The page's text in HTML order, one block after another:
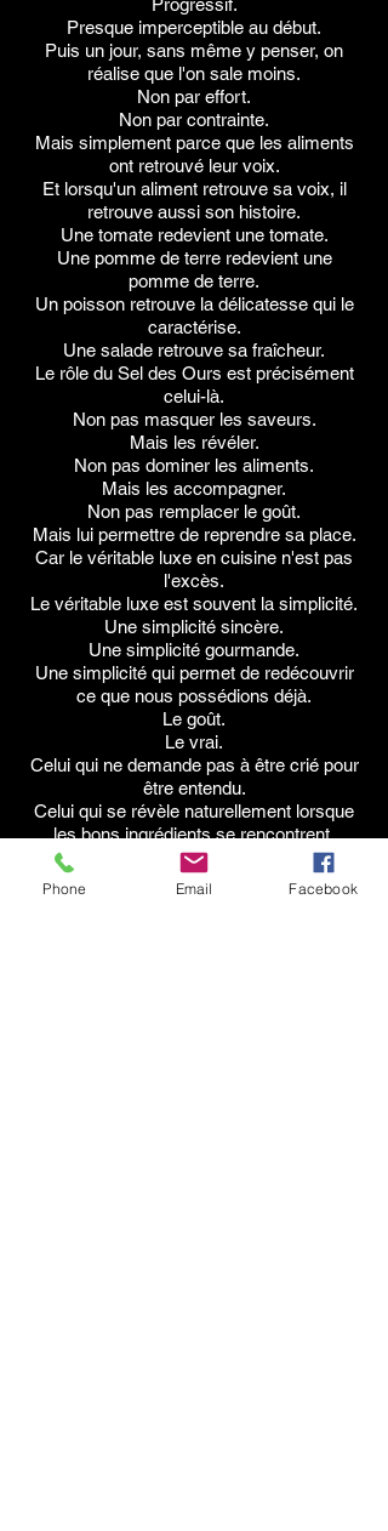
Progressif.
Presque imperceptible au début.
Puis un jour, sans même y penser, on
réalise que l'on sale moins.
Non par effort.
Non par contrainte.
Mais simplement parce que les aliments
ont retrouvé leur voix.
Et lorsqu'un aliment retrouve sa voix, il
retrouve aussi son histoire.
Une tomate redevient une tomate.
Une pomme de terre redevient une
pomme de terre.
Un poisson retrouve la délicatesse qui le
caractérise.
Une salade retrouve sa fraîcheur.
Le rôle du Sel des Ours est précisément
celui-là.
Non pas masquer les saveurs.
Mais les révéler.
Non pas dominer les aliments.
Mais les accompagner.
Non pas remplacer le goût.
Mais lui permettre de reprendre sa place.
Car le véritable luxe en cuisine n'est pas
l'excès.
Le véritable luxe est souvent la simplicité.
Une simplicité sincère.
Une simplicité gourmande.
Une simplicité qui permet de redécouvrir
ce que nous possédions déjà.
Le goût.
Le vrai.
Celui qui ne demande pas à être crié pour
être entendu.
Celui qui se révèle naturellement lorsque
les bons ingrédients se rencontrent.
Et c'est précisément cette philosophie qui
a guidé chaque étape de la création du Sel
Phone Email Facebook